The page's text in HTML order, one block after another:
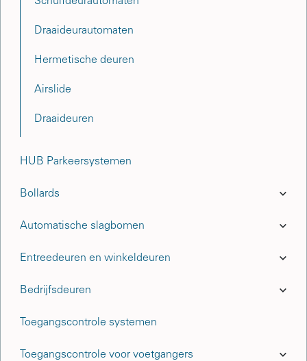
Draaideurautomaten
Hermetische deuren
Airslide
Draaideuren
HUB Parkeersystemen
Bollards
Automatische slagbomen
Entreedeuren en winkeldeuren
Bedrijfsdeuren
Toegangscontrole systemen
Toegangscontrole voor voetgangers